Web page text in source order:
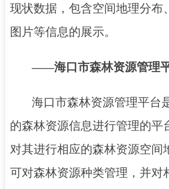
现状数据，包含空间地理分布
图片等信息的展示。
——海口市森林资源管理
海口市森林资源管理平台
的森林资源信息进行管理的平
对其进行相应的森林资源空间
可对森林资源种类管理，并对